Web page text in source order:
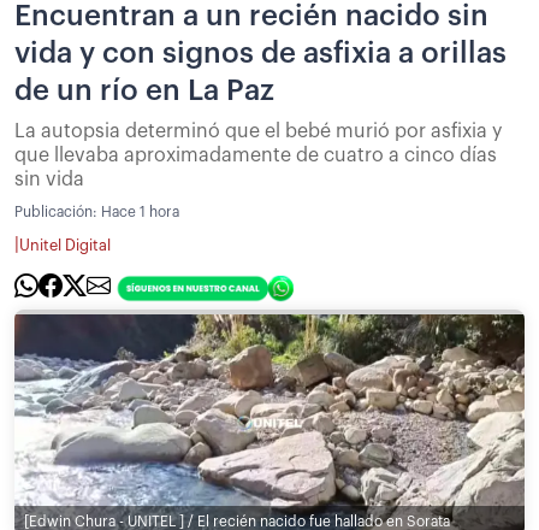
Encuentran a un recién nacido sin
vida y con signos de asfixia a orillas
de un río en La Paz
La autopsia determinó que el bebé murió por asfixia y
que llevaba aproximadamente de cuatro a cinco días
sin vida
Publicación: Hace 1 hora
Unitel Digital
[Edwin Chura - UNITEL ] / El recién nacido fue hallado en Sorata